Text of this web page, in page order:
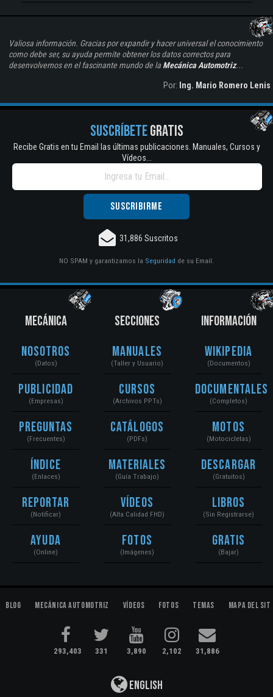
Valiosa información. Gracias por expandir y hacer universal el conocimiento
como debe ser, su ayuda permite obtener los datos correctos para
desenvolvernos en el fascinante mundo de la Mecánica Automotriz...
Por: Ing. Mario Romero Lenis
SUSCRÍBETEGRATIS
Recibe Gratis en tu Email las últimas publicaciones. Manuales, Cursos y
Vídeos...
31,886 Suscritos
NO SPAM y garantizamos la Seguridad de su Email.
MECÁNICA
Nosotros
(Datos)
Publicidad
(Empresas)
Preguntas
(Frecuentes)
Índice
(Enlaces)
Reportar
(Notificar)
Ayuda
(Online)
SECCIONES
Manuales
(Taller y Usuario)
Cursos
(Archivos PPTs)
Catálogos
(PDFs)
Materiales
(Guía Trabajo)
Vídeos
(Alta Calidad FHD)
Fotos
(Imágenes)
INFORMACIÓN
Wikipedia
(Documentos)
Documentales
(Completos)
Motos
(Motocicletas)
Descargar
(Gratuitos)
Libros
(Sin Registrarse)
Gratis
(Bajar)
Blog Mecánica Automotriz Vídeos Fotos Temas Mapa del
293,403 331 3,890 2,102 31,886
English